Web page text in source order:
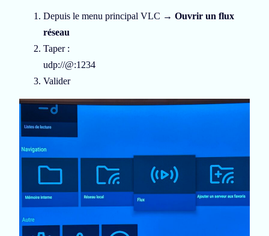
Depuis le menu principal VLC → Ouvrir un flux
réseau
Taper :
udp://@:1234
Valider